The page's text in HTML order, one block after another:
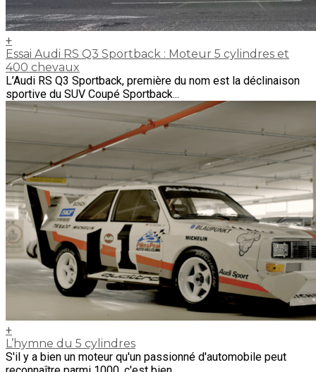
+
Essai Audi RS Q3 Sportback : Moteur 5 cylindres et
400 chevaux
L’Audi RS Q3 Sportback, première du nom est la déclinaison
sportive du SUV Coupé Sportback...
+
L’hymne du 5 cylindres
S'il y a bien un moteur qu'un passionné d'automobile peut